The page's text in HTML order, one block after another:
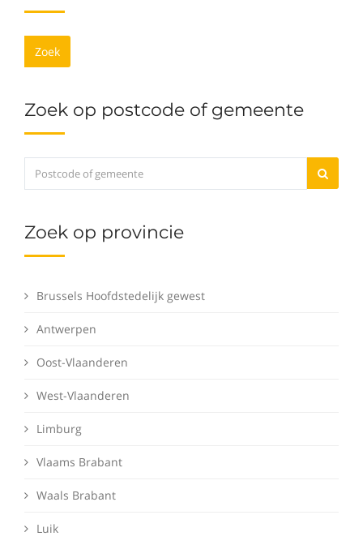
Zoek
Zoek op postcode of gemeente
Zoek op provincie
Brussels Hoofdstedelijk gewest
Antwerpen
Oost-Vlaanderen
West-Vlaanderen
Limburg
Vlaams Brabant
Waals Brabant
Luik